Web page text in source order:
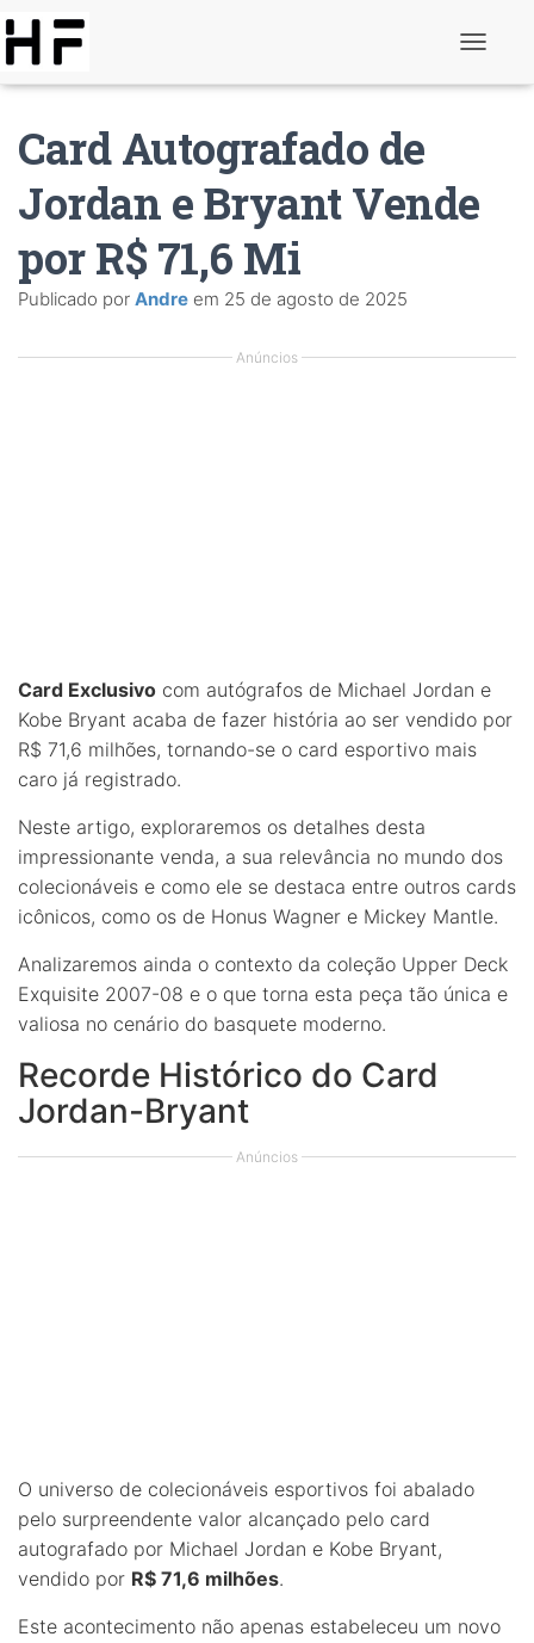
r
d
a
Card Autografado de
Jordan e Bryant Vende
por R$ 71,6 Mi
Publicado por Andre em 25 de agosto de 2025
Anúncios
Card Exclusivo com autógrafos de Michael Jordan e
Kobe Bryant acaba de fazer história ao ser vendido por
R$ 71,6 milhões, tornando-se o card esportivo mais
caro já registrado.
Neste artigo, exploraremos os detalhes desta
impressionante venda, a sua relevância no mundo dos
colecionáveis e como ele se destaca entre outros cards
icônicos, como os de Honus Wagner e Mickey Mantle.
Analizaremos ainda o contexto da coleção Upper Deck
Exquisite 2007-08 e o que torna esta peça tão única e
valiosa no cenário do basquete moderno.
Recorde Histórico do Card
Jordan-Bryant
Anúncios
O universo de colecionáveis esportivos foi abalado
pelo surpreendente valor alcançado pelo card
autografado por Michael Jordan e Kobe Bryant,
vendido por R$ 71,6 milhões.
Este acontecimento não apenas estabeleceu um novo